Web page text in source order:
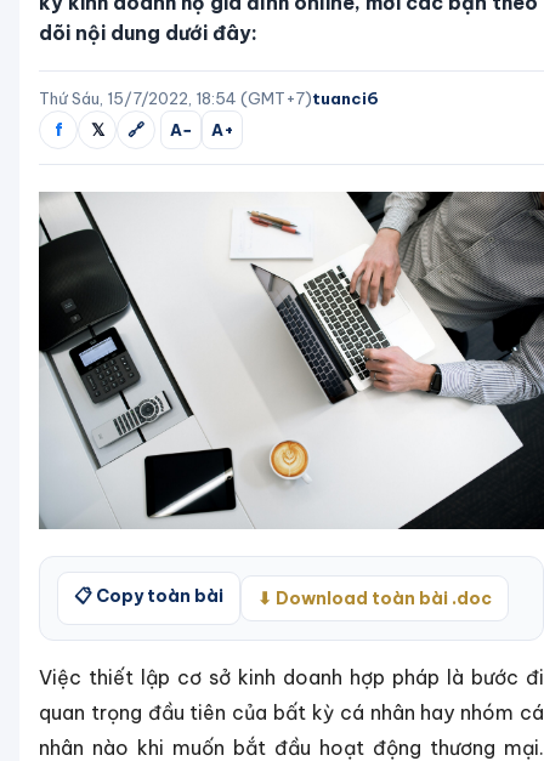
dõi nội dung dưới đây:
Thứ Sáu, 15/7/2022, 18:54 (GMT+7)tuanci6
f 𝕏 🔗 A− A+
📋 Copy toàn bài ⬇ Download toàn bài .doc
Việc thiết lập cơ sở kinh doanh hợp pháp là bước đi
quan trọng đầu tiên của bất kỳ cá nhân hay nhóm cá
nhân nào khi muốn bắt đầu hoạt động thương mại.